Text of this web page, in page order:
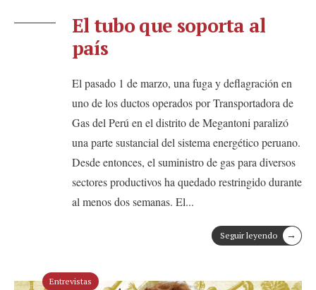
El tubo que soporta al
país
El pasado 1 de marzo, una fuga y deflagración en
uno de los ductos operados por Transportadora de
Gas del Perú en el distrito de Megantoni paralizó
una parte sustancial del sistema energético peruano.
Desde entonces, el suministro de gas para diversos
sectores productivos ha quedado restringido durante
al menos dos semanas. El...
Seguir leyendo →
Entrevistas